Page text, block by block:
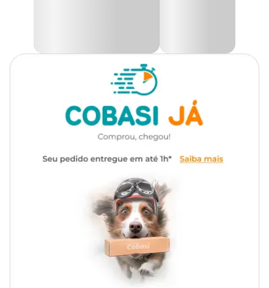
6 metros x 12,5cm de altura